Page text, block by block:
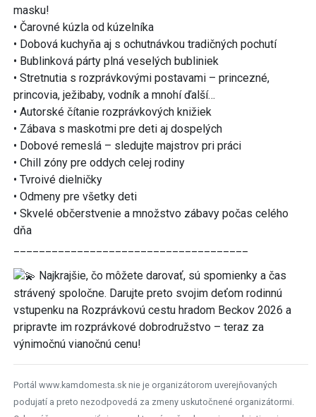
masku!
• Čarovné kúzla od kúzelníka
• Dobová kuchyňa aj s ochutnávkou tradičných pochutí
• Bublinková párty plná veselých bubliniek
• Stretnutia s rozprávkovými postavami – princezné,
princovia, ježibaby, vodník a mnohí ďalší…
• Autorské čítanie rozprávkových knižiek
• Zábava s maskotmi pre deti aj dospelých
• Dobové remeslá – sledujte majstrov pri práci
• Chill zóny pre oddych celej rodiny
• Tvroivé dielničky
• Odmeny pre všetky deti
• Skvelé občerstvenie a množstvo zábavy počas celého
dňa
Najkrajšie, čo môžete darovať, sú spomienky a čas
strávený spoločne. Darujte preto svojim deťom rodinnú
vstupenku na Rozprávkovú cestu hradom Beckov 2026 a
pripravte im rozprávkové dobrodružstvo – teraz za
výnimočnú vianočnú cenu!
Portál www.kamdomesta.sk nie je organizátorom uverejňovaných
podujatí a preto nezodpovedá za zmeny uskutočnené organizátormi.